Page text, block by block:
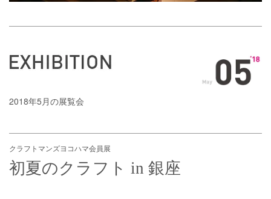
2018年5月の展覧会
クラフトマンズヨコハマ会員展
初夏のクラフト in 銀座